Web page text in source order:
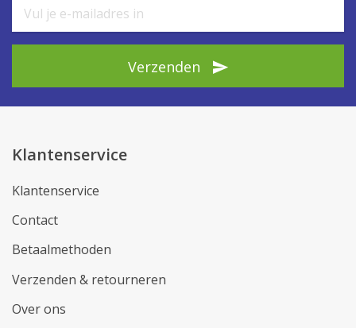
Verzenden
Klantenservice
Klantenservice
Contact
Betaalmethoden
Verzenden & retourneren
Over ons